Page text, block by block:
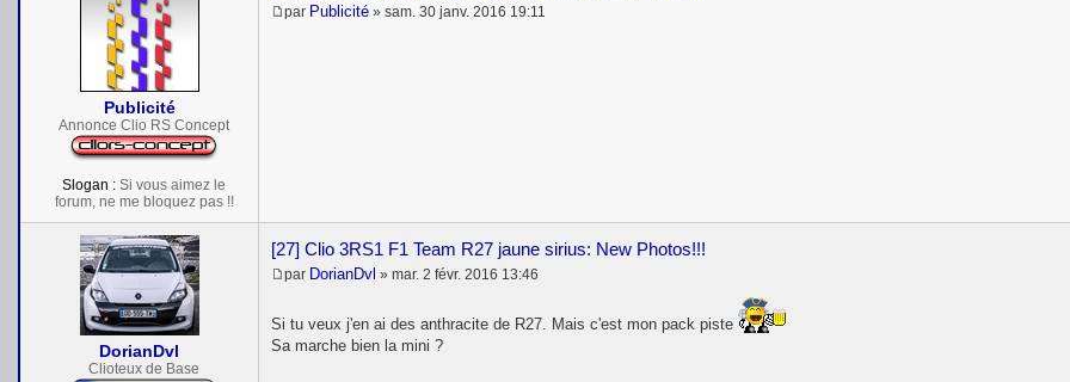
Publicité
Annonce Clio RS Concept
Slogan : Si vous aimez le
forum, ne me bloquez pas !!
M
par Publicité » sam. 30 janv. 2016 19:11
DorianDvl
Clioteux de Base
[27] Clio 3RS1 F1 Team R27 jaune sirius: New Photos!!!
M
s
a
par DorianDvl » mar. 2 févr. 2016 13:46
Si tu veux j'en ai des anthracite de R27. Mais c'est mon pack piste
Sa marche bien la mini ?